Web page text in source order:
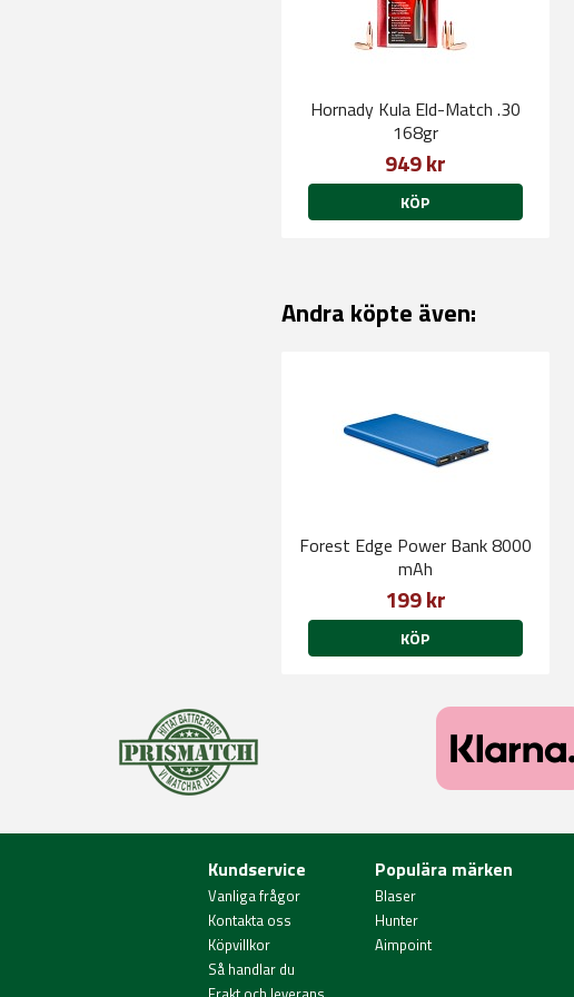
Hornady Kula Eld-Match .30
168gr
949 kr
KÖP
Andra köpte även:
Forest Edge Power Bank 8000
mAh
199 kr
KÖP
Kundservice
Vanliga frågor
Kontakta oss
Köpvillkor
Så handlar du
Populära märken
Blaser
Hunter
Aimpoint